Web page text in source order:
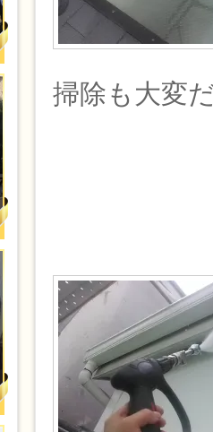
掃除も大変